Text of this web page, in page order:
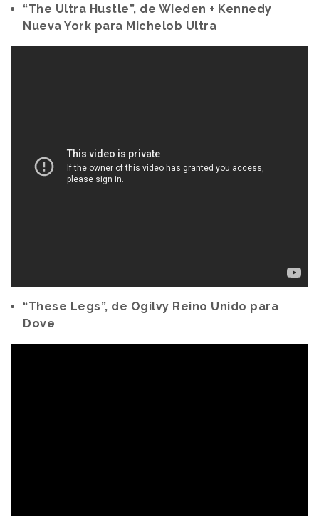
“The Ultra Hustle”, de Wieden + Kennedy
Nueva York para Michelob Ultra
“These Legs”, de Ogilvy Reino Unido para
Dove